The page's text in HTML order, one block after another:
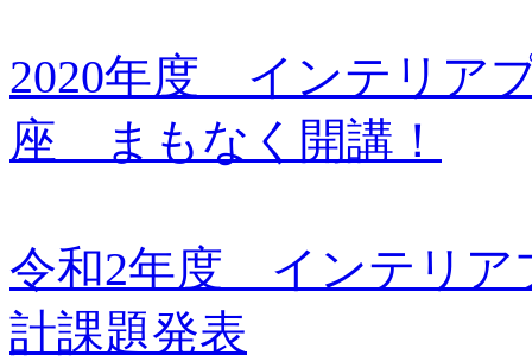
2020年度 インテリア
座 まもなく開講！
令和2年度 インテリア
計課題発表